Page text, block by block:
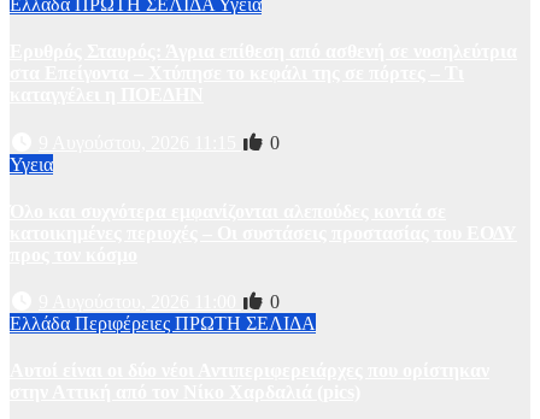
Ελλάδα ΠΡΩΤΗ ΣΕΛΙΔΑ Υγεια
0
Υγεια
0
Ελλάδα Περιφέρειες ΠΡΩΤΗ ΣΕΛΙΔΑ